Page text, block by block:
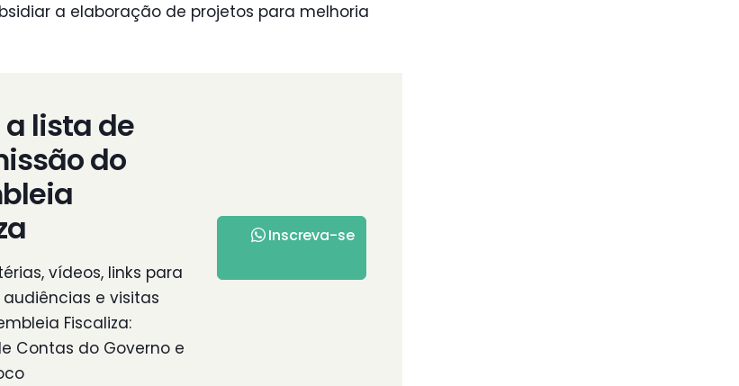
a elaboração de projetos para melhoria
lista de
do
vídeos, links para
audiências e visitas
Fiscaliza:
Contas do Governo e
Inscreva-se